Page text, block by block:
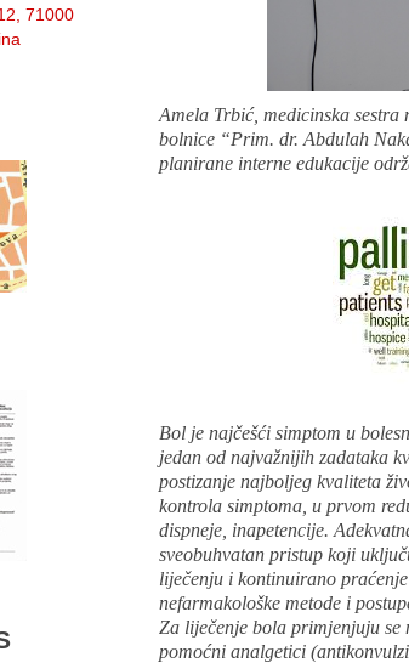
Amela Trbić, medicinska
bolnice “Prim. dr. Abdulah
planirane interne edukacije
Bol je najčešći simptom u
jedan od najvažnijih zadataka
postizanje najboljeg kvaliteta
kontrola simptoma, u prvom
dispneje, inapetencije.
sveobuhvatan pristup koji
liječenju i kontinuirano
nefarmakološke metode i
Za liječenje bola primjenjuju
pomoćni analgetici
71000